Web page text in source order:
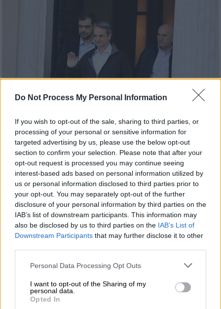
Do Not Process My Personal Information
If you wish to opt-out of the sale, sharing to third parties, or
processing of your personal or sensitive information for
targeted advertising by us, please use the below opt-out
section to confirm your selection. Please note that after your
opt-out request is processed you may continue seeing
interest-based ads based on personal information utilized by
us or personal information disclosed to third parties prior to
your opt-out. You may separately opt-out of the further
disclosure of your personal information by third parties on the
IAB’s list of downstream participants. This information may
also be disclosed by us to third parties on the IAB’s List of
Downstream Participants that may further disclose it to other
Please note that this website/app uses one or more Google
not limited to your visit or usage behaviour. You may click to
grant or deny consent to Google and its third-party tags to
use your data for below specified purposes in below Google
Personal Data Processing Opt Outs
I want to opt-out of the Sharing of my
personal data.
Opted In
Πολιτική|15.03.2026 10:28
«Παράθυρο» Μητσοτάκη για μέτρα
στήριξης: Έχουμε περιθώρια
παρέμβασης - «Όχι» σε φαινόμενα
αισχροκέρδειας
Τι έγραψε ο πρωθυπουργός για την πυρηνική
ενέργεια, την Κύπρο, την προετοιμασία για
την αντιπυρική περίοδο και τον
Αντετοκούνμπο